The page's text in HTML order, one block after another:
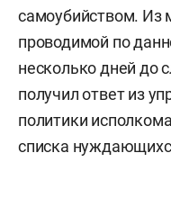
самоубийством. Из
проводимой по
несколько дней до
получил ответ из
политики
списка